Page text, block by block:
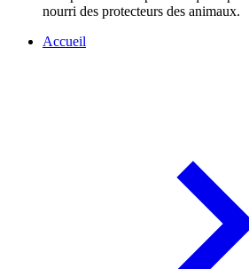
nourri des protecteurs des animaux.
Accueil